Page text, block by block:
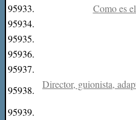
95933.
Como es
95934.
95935.
95936.
95937.
95938.
Director, guionista,
95939.